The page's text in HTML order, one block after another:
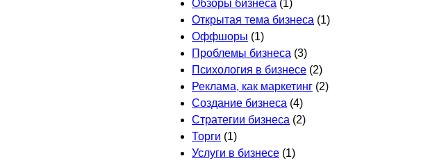
Обзоры бизнеса (1)
Открытая тема бизнеса (1)
Оффшоры (1)
Проблемы бизнеса (3)
Психология в бизнесе (2)
Реклама, как маркетинг (2)
Создание бизнеса (4)
Стратегии бизнеса (2)
Торги (1)
Услуги в бизнесе (1)